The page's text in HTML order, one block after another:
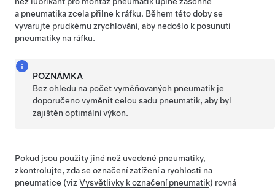
a pneumatika zcela přilne k ráfku. Během této doby se
vyvarujte prudkému zrychlování, aby nedošlo k posunutí
pneumatiky na ráfku.
POZNÁMKA
Bez ohledu na počet vyměňovaných pneumatik je
doporučeno vyměnit celou sadu pneumatik, aby byl
zajištěn optimální výkon.
Pokud jsou použity jiné než uvedené pneumatiky,
zkontrolujte, zda se označení zatížení a rychlosti na
pneumatice (viz Vysvětlivky k označení pneumatik) rovná